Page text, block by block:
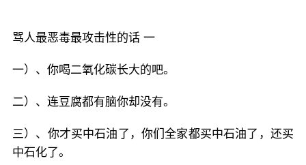
骂人最恶毒最攻击性的话 一
一）、你喝二氧化碳长大的吧。
二）、连豆腐都有脑你却没有。
三）、你才买中石油了，你们全家都买中石油了，还买
中石化了。